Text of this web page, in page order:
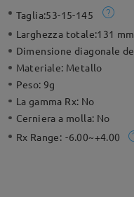
Taglia:53-15-145
Larghezza totale:131 mm
Dimensione diagonale
Materiale: Metallo
Peso: 9g
La gamma Rx: No
Cerniera a molla: No
Rx Range: -6.00~+4.00